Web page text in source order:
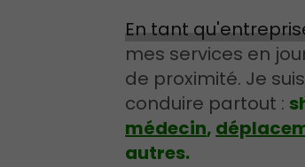
En tant
mes services en
de proximité. Je
conduire partout :
médecin,
autres.